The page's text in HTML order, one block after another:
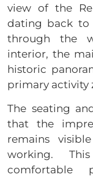
view of the
dating back to
through the
interior, the
historic
primary activity
The seating
that the
remains
working.
comfortable